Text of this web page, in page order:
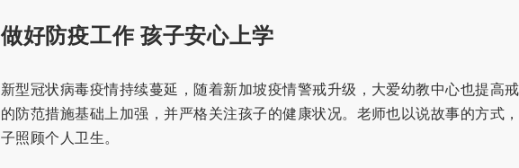
做好防疫工作 孩子安心上学
新型冠状病毒疫情持续蔓延，随着新加坡疫情警戒升级，大爱幼教中心也提高
的防范措施基础上加强，并严格关注孩子的健康状况。老师也以说故事的方式
子照顾个人卫生。